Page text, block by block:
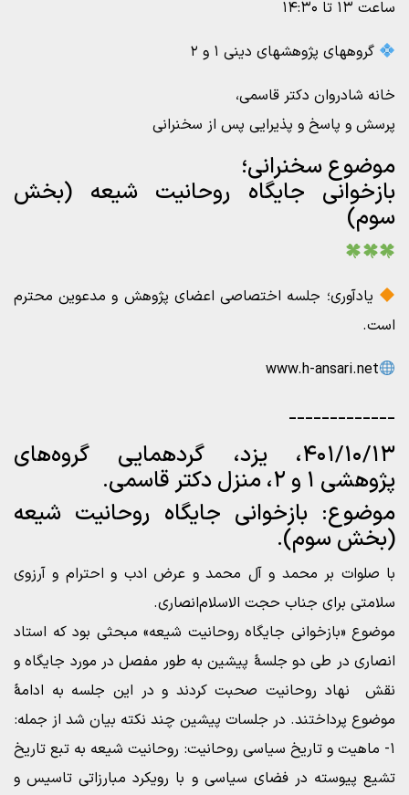
ساعت ۱۳ تا ۱۴:۳۰
گروههای پژوهشهای دینی ۱ و ۲
خانه شادروان دکتر قاسمی،
پرسش و پاسخ و پذیرایی پس از سخنرانی
موضوع سخنرانی؛
بازخوانی جایگاه روحانیت شیعه (بخش
سوم)
یادآوری؛ جلسه اختصاصی اعضای پژوهش و مدعوین محترم
است.
www.h-ansari.net
_____________
۴۰۱/۱۰/۱۳، یزد، گردهمایی گروه‌های
پژوهشی ۱ و ۲، منزل دکتر قاسمی.
موضوع: بازخوانی جایگاه روحانیت شیعه
(بخش سوم).
با صلوات بر محمد و آل محمد و عرض ادب و احترام و آرزوی
سلامتی برای جناب حجت الاسلام‌انصاری.
موضوع «بازخوانی جایگاه روحانیت شیعه» مبحثی بود که استاد
انصاری در طی دو جلسۀ پیشین به طور مفصل در مورد جایگاه و
نقش نهاد روحانیت صحبت کردند و در این جلسه به ادامۀ
موضوع پرداختند. در جلسات پیشین چند نکته بیان شد از جمله:
۱- ماهیت و تاریخ سیاسی روحانیت: روحانیت شیعه به تبع تاریخ
تشیع پیوسته در فضای سیاسی و با رویکرد مبارزاتی تاسیس و